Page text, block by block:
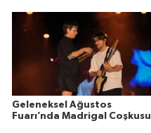
Geleneksel Ağustos
Fuarı’nda Madrigal Coşkusu